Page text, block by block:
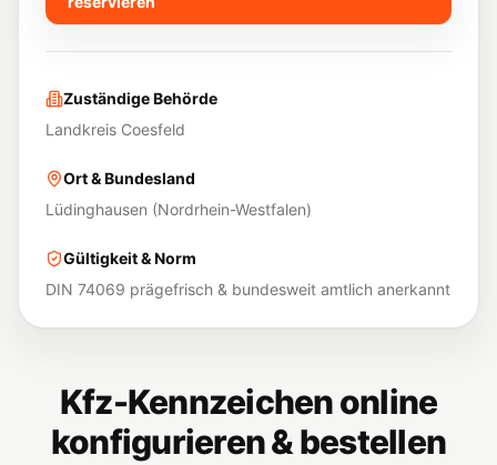
Zuständige Behörde
Landkreis Coesfeld
Ort & Bundesland
Lüdinghausen (Nordrhein-Westfalen)
Gültigkeit & Norm
DIN 74069 prägefrisch & bundesweit amtlich anerkannt
Kfz-Kennzeichen online
konfigurieren & bestellen